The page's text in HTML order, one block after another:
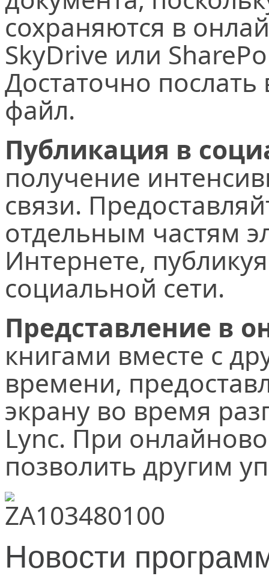
сохраняются в
SkyDrive или
Достаточно
файл.
Публикация в
получение
связи.
отдельным частям
Интернете,
социальной сети.
Представление в
книгами вместе с
времени,
экрану во время
Lync. При
позволить другим
Новости